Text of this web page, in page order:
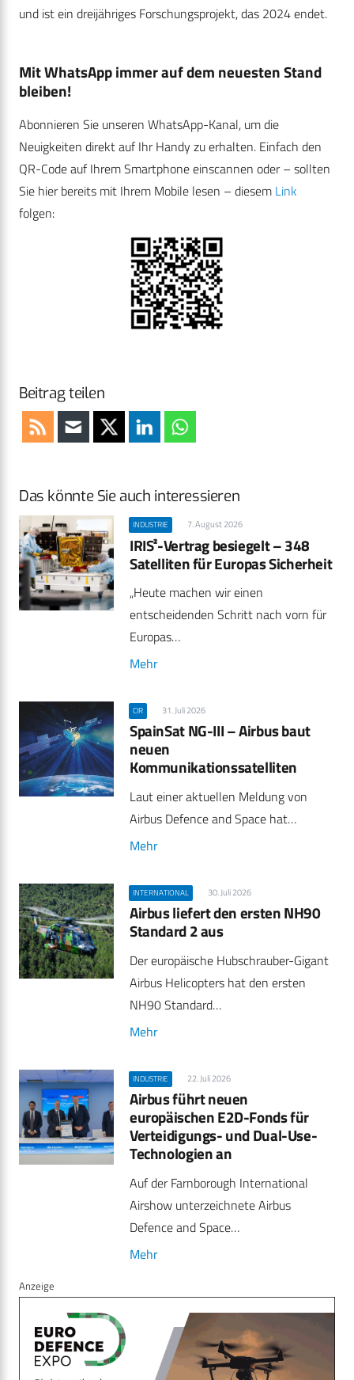
und ist ein dreijähriges Forschungsprojekt, das 2024 endet.
Mit WhatsApp immer auf dem neuesten Stand
bleiben!
Abonnieren Sie unseren WhatsApp-Kanal, um die
Neuigkeiten direkt auf Ihr Handy zu erhalten. Einfach den
QR-Code auf Ihrem Smartphone einscannen oder – sollten
Sie hier bereits mit Ihrem Mobile lesen – diesem Link
folgen:
Beitrag teilen
Das könnte Sie auch interessieren
INDUSTRIE 7. August 2026
IRIS²-Vertrag besiegelt – 348
Satelliten für Europas Sicherheit
„Heute machen wir einen
entscheidenden Schritt nach vorn für
Europas…
Mehr
CIR 31. Juli 2026
SpainSat NG-III – Airbus baut
neuen
Kommunikationssatelliten
Laut einer aktuellen Meldung von
Airbus Defence and Space hat…
Mehr
INTERNATIONAL 30. Juli 2026
Airbus liefert den ersten NH90
Standard 2 aus
Der europäische Hubschrauber-Gigant
Airbus Helicopters hat den ersten
NH90 Standard…
Mehr
INDUSTRIE 22. Juli 2026
Airbus führt neuen
europäischen E2D-Fonds für
Verteidigungs- und Dual-Use-
Technologien an
Auf der Farnborough International
Airshow unterzeichnete Airbus
Defence and Space…
Mehr
Anzeige